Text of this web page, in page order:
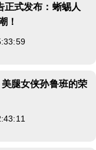
正式发布：蜥蜴人
！
美腿女侠孙鲁班的荣